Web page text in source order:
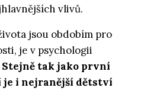
vlivů.
jsou obdobím pro
je v psychologii
Stejně tak jako první
i nejranější dětství